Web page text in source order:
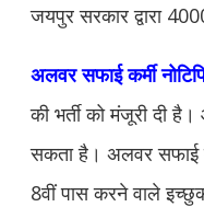
जयपुर सरकार द्वारा
अलवर सफाई कर्मी
की भर्ती को मंजूरी दी
सकता है। अलवर सफाई
8वीं पास करने वाले